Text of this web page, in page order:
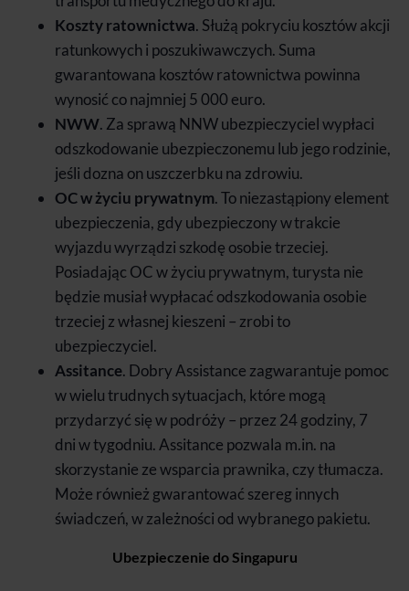
Koszty ratownictwa. Służą pokryciu kosztów akcji
ratunkowych i poszukiwawczych. Suma
gwarantowana kosztów ratownictwa powinna
wynosić co najmniej 5 000 euro.
NWW. Za sprawą NNW ubezpieczyciel wypłaci
odszkodowanie ubezpieczonemu lub jego rodzinie,
jeśli dozna on uszczerbku na zdrowiu.
OC w życiu prywatnym. To niezastąpiony element
ubezpieczenia, gdy ubezpieczony w trakcie
wyjazdu wyrządzi szkodę osobie trzeciej.
Posiadając OC w życiu prywatnym, turysta nie
będzie musiał wypłacać odszkodowania osobie
trzeciej z własnej kieszeni – zrobi to
ubezpieczyciel.
Assitance. Dobry Assistance zagwarantuje pomoc
w wielu trudnych sytuacjach, które mogą
przydarzyć się w podróży – przez 24 godziny, 7
dni w tygodniu. Assitance pozwala m.in. na
skorzystanie ze wsparcia prawnika, czy tłumacza.
Może również gwarantować szereg innych
świadczeń, w zależności od wybranego pakietu.
Ubezpieczenie do Singapuru